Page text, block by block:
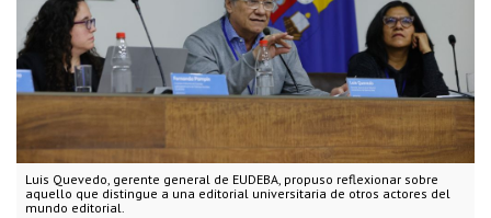
Luis Quevedo, gerente general de EUDEBA, propuso reflexionar sobre
aquello que distingue a una editorial universitaria de otros actores del
mundo editorial.